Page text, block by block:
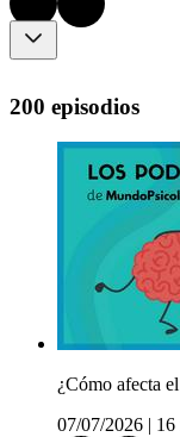
200 episodios
¿Cómo afecta
07/07/2026
16